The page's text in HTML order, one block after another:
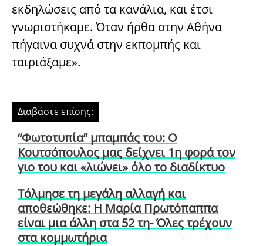
εκδηλώσεις από τα κανάλια, και έτσι
γνωριστήκαμε. Όταν ήρθα στην Αθήνα
πήγαινα συχνά στην εκπομπής και
ταιριάξαμε».
Διαβάστε επίσης:
“Φωτοτυπία” μπαμπάς του: Ο
Κουτσόπουλος μας δείχνει 1η φορά τον
γιο του και «λιώνει» όλο το διαδίκτυο
Τόλμησε τη μεγάλη αλλαγή και
αποθεώθηκε: Η Μαρία Πρωτόπαππα
είναι μια άλλη στα 52 τη- Όλες τρέχουν
στα κομμωτήρια